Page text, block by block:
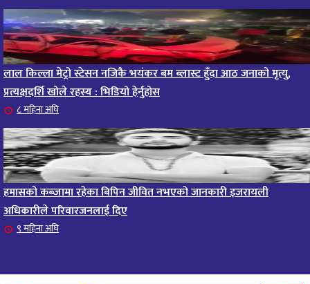
लाल किल्ला मेट्रो स्टेसन नजिकै भयंकर बम ब्लास्ट हुँदा आठ जनाको मृत्यु,
प्रत्यक्षदर्शि खोले रहस्य : भिडियो हेर्नुहोस
८ महिना अघि
हमासको कब्जामा रहेका बिपिन जीवित नभएको जानकारी इजरायली
अधिकारीले परिवारजनलाई दिए
९ महिना अघि